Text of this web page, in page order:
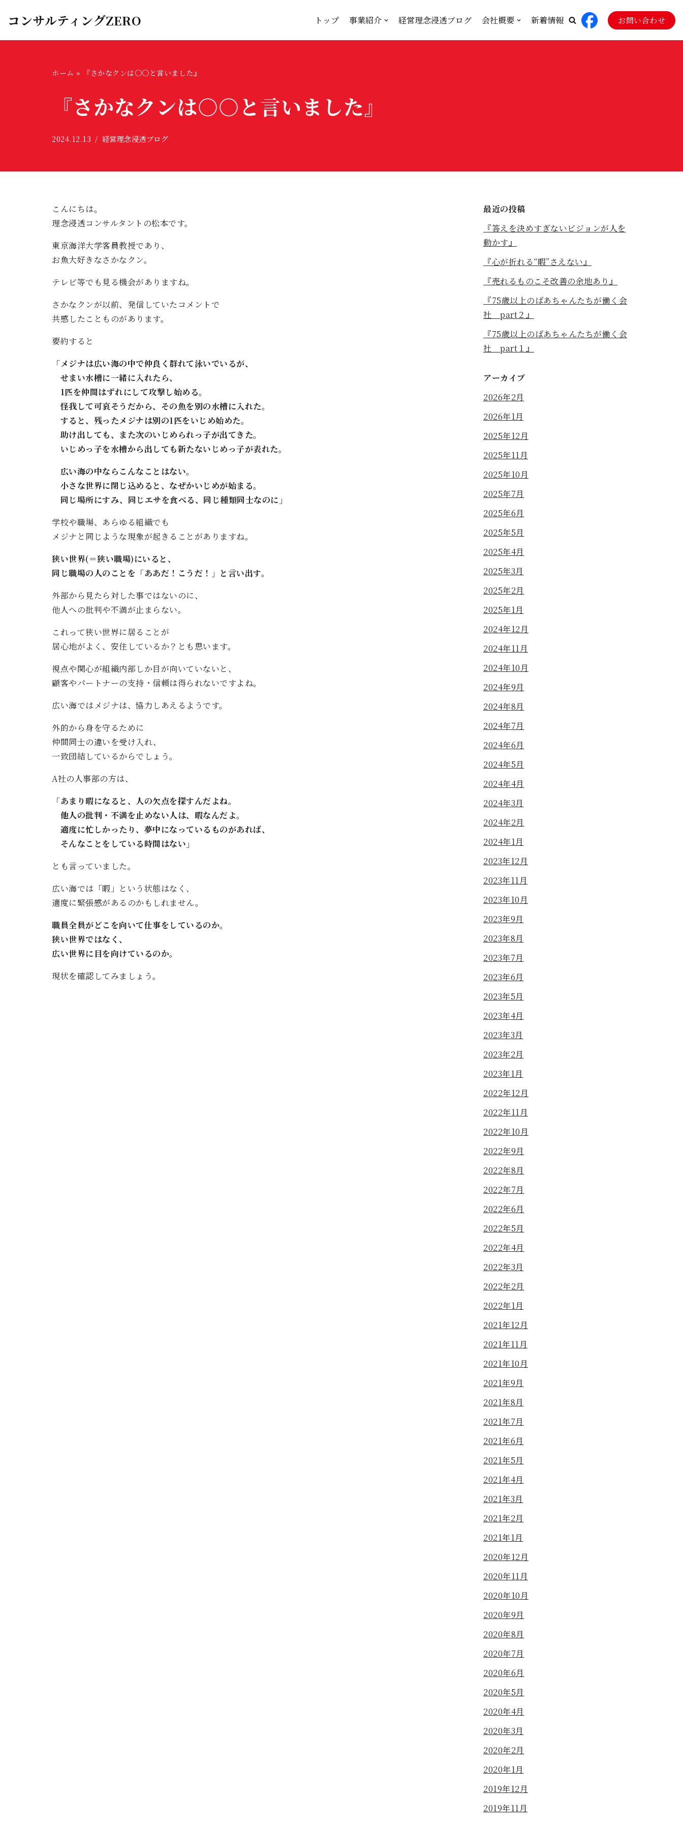
コ
ン
コンサルティングZERO トップ 事業紹介 経営理念浸透ブログ 会社概要 新着情報 お問い合わせ
ホーム » 『さかなクンは○○と言いました』
『さかなクンは○○と言いました』
2024.12.13 経営理念浸透ブログ
こんにちは。
理念浸透コンサルタントの松本です。
東京海洋大学客員教授であり、
お魚大好きなさかなクン。
テレビ等でも見る機会がありますね。
さかなクンが以前、発信していたコメントで
共感したことものがあります。
要約すると
「メジナは広い海の中で仲良く群れて泳いでいるが、
せまい水槽に一緒に入れたら、
1匹を仲間はずれにして攻撃し始める。
怪我して可哀そうだから、その魚を別の水槽に入れた。
すると、残ったメジナは別の1匹をいじめ始めた。
助け出しても、また次のいじめられっ子が出てきた。
いじめっ子を水槽から出しても新たないじめっ子が表れた。
広い海の中ならこんなことはない。
小さな世界に閉じ込めると、なぜかいじめが始まる。
同じ場所にすみ、同じエサを食べる、同じ種類同士なのに」
学校や職場、あらゆる組織でも
メジナと同じような現象が起きることがありますね。
狭い世界(＝狭い職場)にいると、
同じ職場の人のことを「ああだ！こうだ！」と言い出す。
外部から見たら対した事ではないのに、
他人への批判や不満が止まらない。
これって狭い世界に居ることが
居心地がよく、安住しているか？とも思います。
視点や関心が組織内部しか目が向いていないと、
顧客やパートナーの支持・信頼は得られないですよね。
広い海ではメジナは、協力しあえるようです。
外的から身を守るために
仲間同士の違いを受け入れ、
一致団結しているからでしょう。
A社の人事部の方は、
「あまり暇になると、人の欠点を探すんだよね。
他人の批判・不満を止めない人は、暇なんだよ。
適度に忙しかったり、夢中になっているものがあれば、
そんなことをしている時間はない」
とも言っていました。
広い海では「暇」という状態はなく、
適度に緊張感があるのかもしれません。
職員全員がどこを向いて仕事をしているのか。
狭い世界ではなく、
広い世界に目を向けているのか。
現状を確認してみましょう。
最近の投稿
『答えを決めすぎないビジョンが人を
動かす』
『心が折れる“暇”さえない』
『売れるものこそ改善の余地あり』
『75歳以上のばあちゃんたちが働く会
社 part２』
『75歳以上のばあちゃんたちが働く会
社 part１』
アーカイブ
2026年2月
2026年1月
2025年12月
2025年11月
2025年10月
2025年7月
2025年6月
2025年5月
2025年4月
2025年3月
2025年2月
2025年1月
2024年12月
2024年11月
2024年10月
2024年9月
2024年8月
2024年7月
2024年6月
2024年5月
2024年4月
2024年3月
2024年2月
2024年1月
2023年12月
2023年11月
2023年10月
2023年9月
2023年8月
2023年7月
2023年6月
2023年5月
2023年4月
2023年3月
2023年2月
2023年1月
2022年12月
2022年11月
2022年10月
2022年9月
2022年8月
2022年7月
2022年6月
2022年5月
2022年4月
2022年3月
2022年2月
2022年1月
2021年12月
2021年11月
2021年10月
2021年9月
2021年8月
2021年7月
2021年6月
2021年5月
2021年4月
2021年3月
2021年2月
2021年1月
2020年12月
2020年11月
2020年10月
2020年9月
2020年8月
2020年7月
2020年6月
2020年5月
2020年4月
2020年3月
2020年2月
2020年1月
2019年12月
2019年11月